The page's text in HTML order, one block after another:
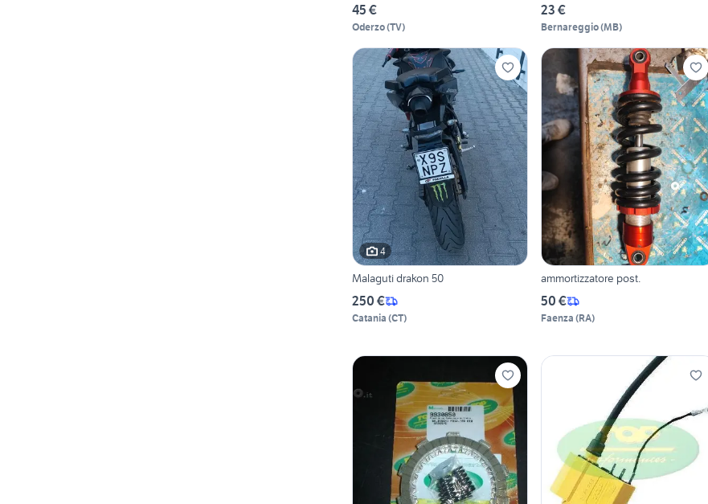
45 €
Oderzo(TV)
23 €
Bernareggio(MB)
4
Malaguti drakon 50
250 €
Catania (CT)
ammortizzatore post.
50 €
Faenza (RA)